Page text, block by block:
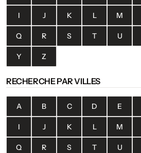
I J K L M
Q R S T U
Y Z
RECHERCHE PAR VILLES
A B C D E
I J K L M
Q R S T U